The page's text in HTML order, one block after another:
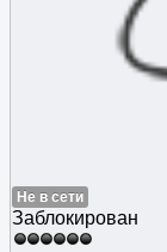
Не в сети
Заблокирован